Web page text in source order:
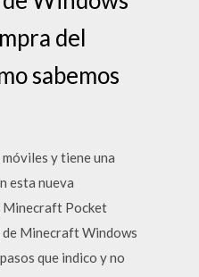
del
sabemos
y tiene una
esta nueva
Minecraft Pocket
de Minecraft Windows
que indico y no